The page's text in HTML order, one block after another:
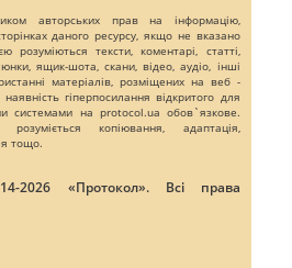
авторських прав на інформацію,
даного ресурсу, якщо не вказано
розуміються тексти, коментарі, статті,
ящик-шота, скани, відео, аудіо, інші
матеріалів, розміщених на веб -
гіперпосилання відкритого для
системами на protocol.ua обов`язкове.
копіювання, адаптація,
тощо.
2026 «Протокол». Всі права